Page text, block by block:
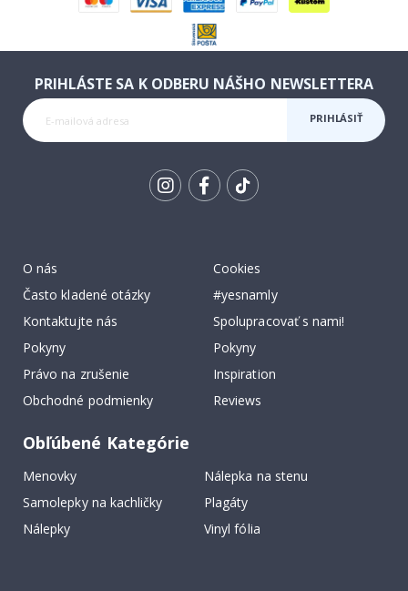
PRIHLÁSTE SA K ODBERU NÁŠHO NEWSLETTERA
PRIHLÁSIŤ
O nás
Často kladené otázky
Kontaktujte nás
Pokyny
Právo na zrušenie
Obchodné podmienky
Cookies
#yesnamly
Spolupracovať s nami!
Pokyny
Inspiration
Reviews
Obľúbené Kategórie
Menovky
Nálepka na stenu
Samolepky na kachličky
Plagáty
Nálepky
Vinyl fólia